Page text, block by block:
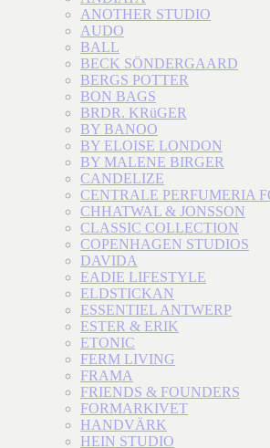
ANOTHER STUDIO
AUDO
BALL
BECK SÖNDERGAARD
BERGS POTTER
BON BAGS
BRDR. KRüGER
BY BANOO
BY ELOISE LONDON
BY MALENE BIRGER
CANDELIZE
CENTRALE PERFUMERIA
CHHATWAL & JONSSON
CLASSIC COLLECTION
COPENHAGEN STUDIOS
DAVIDA
EADIE LIFESTYLE
ELDSTICKAN
ESSENTIEL ANTWERP
ESTER & ERIK
ETONIC
FERM LIVING
FRAMA
FRIENDS & FOUNDERS
FORMARKIVET
HANDVÄRK
HEIN STUDIO